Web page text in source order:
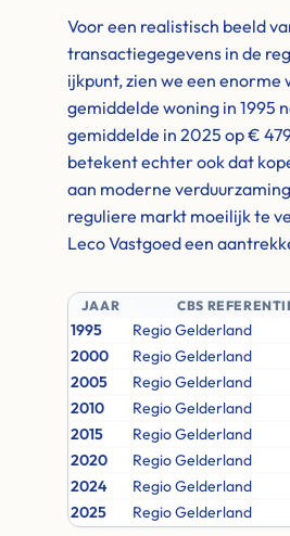
Voor een realistisch beeld
transactiegegevens in de
ijkpunt, zien we een
gemiddelde woning in 1995
gemiddelde in 2025 op €
betekent echter ook dat
aan moderne
reguliere markt moeilijk te
Leco Vastgoed een
JAAR CBS
1995 Regio Gelderland
2000
Regio Gelderland
2005
Regio Gelderland
2010
Regio Gelderland
2015
Regio Gelderland
2020
Regio Gelderland
2024
Regio Gelderland
2025
Regio Gelderland